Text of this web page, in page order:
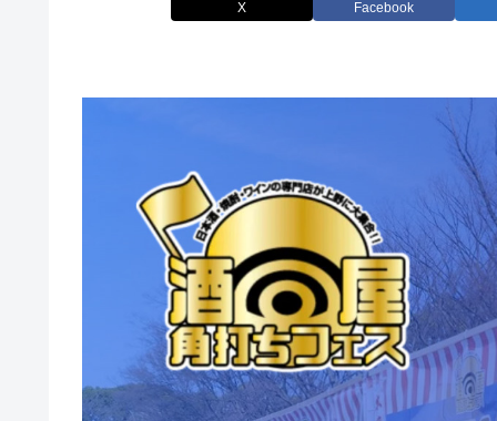
X Facebook